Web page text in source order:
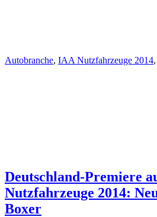
Autobranche, IAA Nutzfahrzeuge 2014,
Deutschland-Premiere
Nutzfahrzeuge 2014:
Boxer